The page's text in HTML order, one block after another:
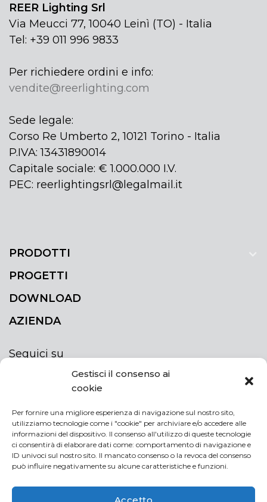
Gestisci il consenso ai
cookie
Per fornire una migliore esperienza di navigazione sul nostro sito,
utilizziamo tecnologie come i "cookie" per archiviare e/o accedere alle
informazioni del dispositivo. Il consenso all'utilizzo di queste tecnologie
ci consentirà di elaborare dati come: comportamento di navigazione e
ID univoci sul nostro sito. Il mancato consenso o la revoca del consenso
può influire negativamente su alcune caratteristiche e funzioni.
Accetto
REER Lighting Srl
Via Meucci 77, 10040 Leinì (TO) - Italia
Tel: +39 011 996 9833
Per richiedere ordini e info:
vendite@reerlighting.com
Sede legale:
Corso Re Umberto 2, 10121 Torino - Italia
P.IVA: 13431890014
Capitale sociale: € 1.000.000 I.V.
PEC: reerlightingsrl@legalmail.it
PRODOTTI
PROGETTI
DOWNLOAD
AZIENDA
Seguici su
ISCRIVITI ALLA NEWSLETTER
Rimani sempre aggiornato iscrivendoti alla
newsletter
NEWSLETTER
If